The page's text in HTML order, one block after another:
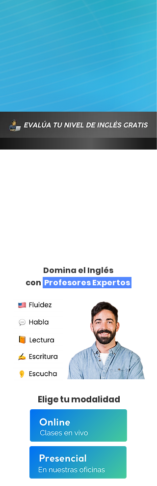
Domina el Inglés
con Profesores Expertos
Elige tu modalidad